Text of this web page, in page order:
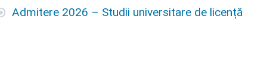
Admitere 2026 – Studii universitare de licență